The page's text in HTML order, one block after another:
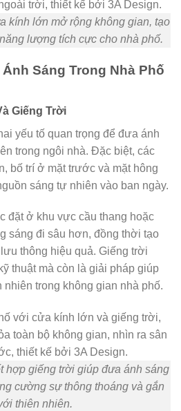
kính lớn mở rộng không gian, tạo
lượng tích cực cho nhà phố.
Sáng Trong Nhà Phố
Giếng Trời
yếu tố quan trọng để đưa ánh
trong ngôi nhà. Đặc biệt, các
bố trí ở mặt trước và mặt hông
sáng tự nhiên vào ban ngày.
đặt ở khu vực cầu thang hoặc
sáng đi sâu hơn, đồng thời tạo
thông hiệu quả. Giếng trời
thuật mà còn là giải pháp giúp
trong không gian nhà phố.
hợp giếng trời giúp đưa ánh sáng
cường sự thông thoáng và gắn
thiên nhiên.